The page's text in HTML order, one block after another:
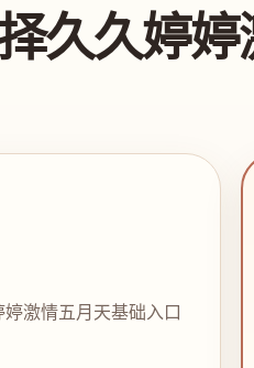
久久婷
激情五月天基础入口